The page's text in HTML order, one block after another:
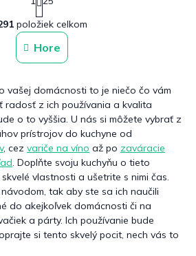
O
v
l
á
d
c
i
e
p
r
v
k
y
v
ý
p
i
t
r
á
k
o
a
n
i
e
položiek celkom
Hore
vašej domácnosti to je niečo čo vám
radosť z ich používania a kvalita
o to vyššia. U nás si môžete vybrať z
prístrojov do kuchyne od
, cez variče na víno až po zaváracie
. Doplňte svoju kuchyňu o tieto
vlastnosti a ušetrite s nimi čas.
tak aby ste sa ich naučili
do akejkoľvek domácnosti či na
a párty. Ich používanie bude
si tento skvelý pocit, nech vás to